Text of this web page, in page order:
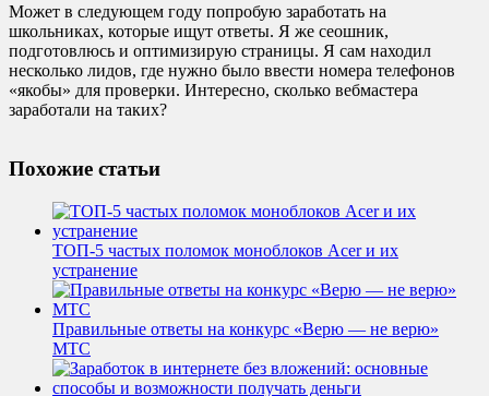
Может в следующем году попробую заработать на
школьниках, которые ищут ответы. Я же сеошник,
подготовлюсь и оптимизирую страницы. Я сам находил
несколько лидов, где нужно было ввести номера телефонов
«якобы» для проверки. Интересно, сколько вебмастера
заработали на таких?
Похожие статьи
ТОП-5 частых поломок моноблоков Acer и их
устранение
Правильные ответы на конкурс «Верю — не верю»
МТС